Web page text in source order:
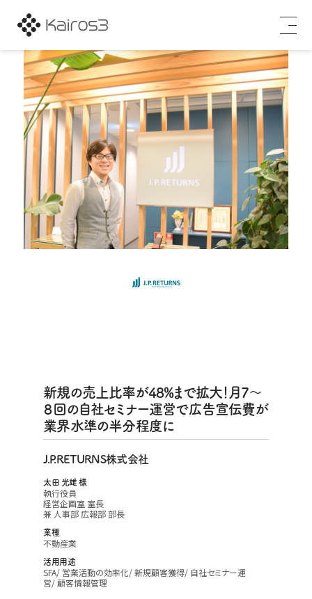
新規の売上比率が48%まで拡大！月7〜
８回の自社セミナー運営で広告宣伝費が
業界水準の半分程度に
J.P.RETURNS株式会社
太田 光雄 様
執行役員
経営企画室 室長
兼 人事部 広報部 部長
業種
不動産業
活用用途
SFA 営業活動の効率化 新規顧客獲得 自社セミナー運
営 顧客情報管理